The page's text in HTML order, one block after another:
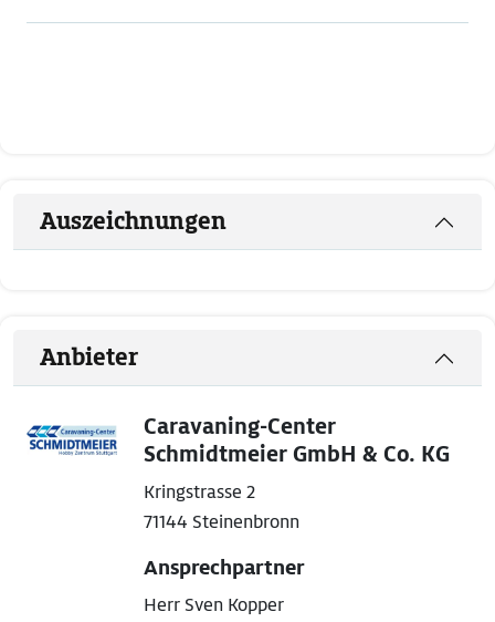
Auszeichnungen
Anbieter
Caravaning-Center
Schmidtmeier GmbH & Co. KG
Kringstrasse 2
71144 Steinenbronn
Ansprechpartner
Herr Sven Kopper